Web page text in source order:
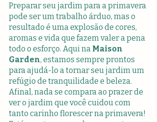
Preparar seu jardim para a primavera
pode ser um trabalho árduo, mas o
resultado é uma explosão de cores,
aromas e vida que fazem valer a pena
todo o esforço. Aqui na Maison
Garden, estamos sempre prontos
para ajudá-lo a tornar seu jardim um
refúgio de tranquilidade e beleza.
Afinal, nada se compara ao prazer de
ver o jardim que você cuidou com
tanto carinho florescer na primavera!